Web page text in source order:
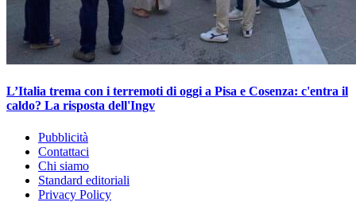
L’Italia trema con i terremoti di oggi a Pisa e Cosenza: c'entra il
caldo? La risposta dell'Ingv
Pubblicità
Contattaci
Chi siamo
Standard editoriali
Privacy Policy